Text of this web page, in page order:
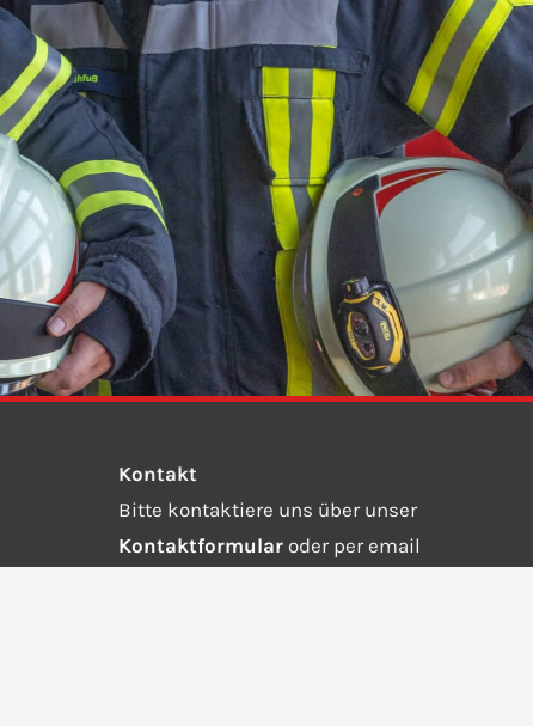
Kontakt
Bitte kontaktiere uns über unser
Kontaktformular oder per email